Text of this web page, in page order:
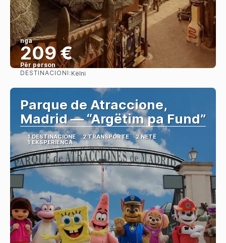
nga
209 €
Për person
DESTINACIONI: Këlni
Parque de Atraccione,
Madrid — “Argëtim pa Fund”
1 DESTINACIONE 2 TRANSPORTE 2 NETË
1 EKSPERIENCA